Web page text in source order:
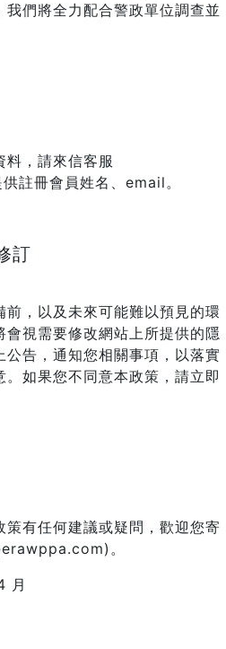
們將全力配合警政單位調查並
料，請來信客服
註冊會員姓名、email。
訂
，以及未來可能難以預見的環
視需要修改網站上所提供的隱
告，通知您相關事項，以落實
如果您不同意本政策，請立即
有任何建議或疑問，歡迎您寄
。
月